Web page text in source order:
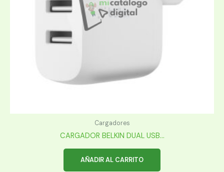
Cargadores
CARGADOR BELKIN DUAL USB...
AÑADIR AL CARRITO